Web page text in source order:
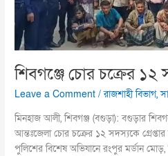
শিবগঞ্জে চোর চক্রের ১২
Leave a Comment /রাজশাহী বিভাগ,
মিনহাজ আলী, শিবগঞ্জ (বগুড়া): বগুড়ার
আন্তঃজেলা চোর চক্রের ১২ সদস্যকে
পুলিশের বিশেষ অভিযানে রংপুর মর্ডান